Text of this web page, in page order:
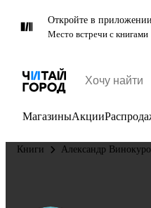
Откройте в приложении
Место встречи с книгами
МагазиныАкции
Книги Александр